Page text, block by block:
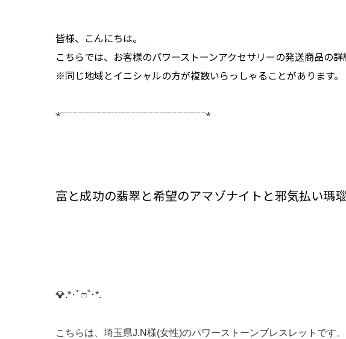
皆様、こんにちは。
こちらでは、お客様のパワーストーンアクセサリーの発送商品の詳
※同じ地域とイニシャルの方が複数いらっしゃることがあります。
⋆┈┈┈┈┈┈┈┈┈┈┈┈┈┈┈⋆
富と成功の翡翠と希望のアマゾナイトと邪気払い
💎️.*･ﾟෆ˚･*.
こちらは、埼玉県J.N様(女性)のパワーストーンブレスレットです。